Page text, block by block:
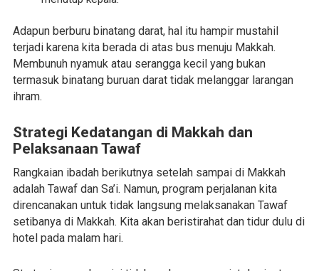
Adapun berburu binatang darat, hal itu hampir mustahil
terjadi karena kita berada di atas bus menuju Makkah.
Membunuh nyamuk atau serangga kecil yang bukan
termasuk binatang buruan darat tidak melanggar larangan
ihram.
Strategi Kedatangan di Makkah dan
Pelaksanaan Tawaf
Rangkaian ibadah berikutnya setelah sampai di Makkah
adalah Tawaf dan Sa’i. Namun, program perjalanan kita
direncanakan untuk tidak langsung melaksanakan Tawaf
setibanya di Makkah. Kita akan beristirahat dan tidur dulu di
hotel pada malam hari.